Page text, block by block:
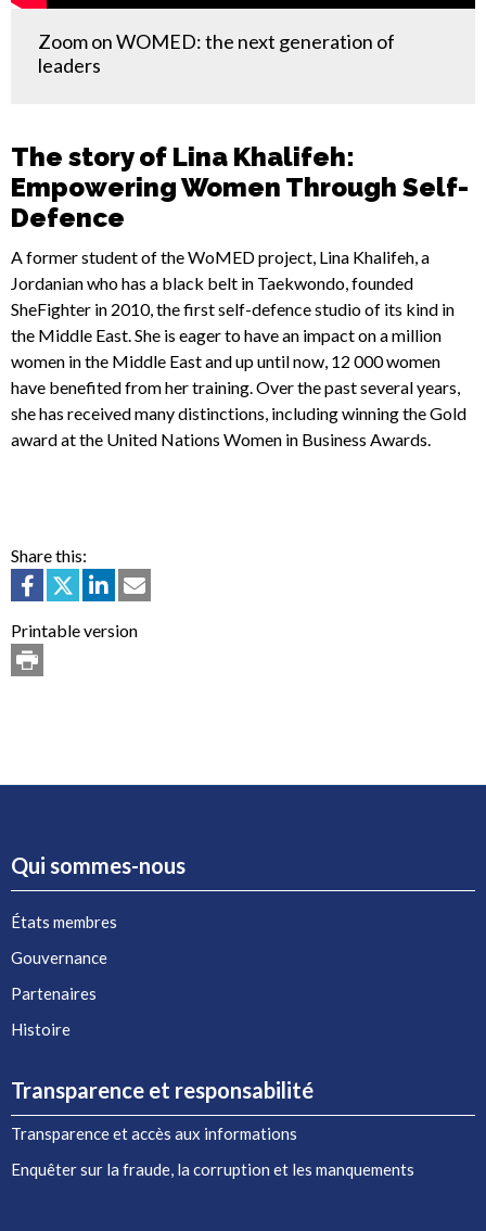
Zoom on WOMED: the next generation of
leaders
The story of Lina Khalifeh:
Empowering Women Through Self-
Defence
A former student of the WoMED project, Lina Khalifeh, a
Jordanian who has a black belt in Taekwondo, founded
SheFighter in 2010, the first self-defence studio of its kind in
the Middle East. She is eager to have an impact on a million
women in the Middle East and up until now, 12 000 women
have benefited from her training. Over the past several years,
she has received many distinctions, including winning the Gold
award at the United Nations Women in Business Awards.
Share this:
Printable version
Qui sommes-nous
États membres
Gouvernance
Partenaires
Histoire
Transparence et responsabilité
Transparence et accès aux informations
Enquêter sur la fraude, la corruption et les manquements